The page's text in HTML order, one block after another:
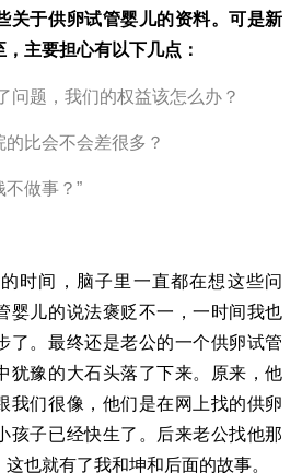
关于供卵试管婴儿的资料。可是新
主要担心有以下几点：
问题，我们的权益该怎么办？
比会不会差很多？
做事？”
时间，脑子里一直都在想这些问
婴儿的说法褒贬不一，一时间我也
了。最终还是老公的一个供卵试管
犹豫的大石头落了下来。原来，他
我们很像，他们是在网上找的供卵
孩子已经快生了。后来老公找他那
也就有了我和坤和后面的故事。